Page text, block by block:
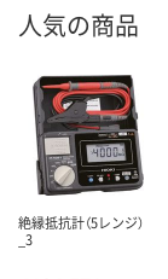
人気の商品
絶縁抵抗計（5レンジ）
_3